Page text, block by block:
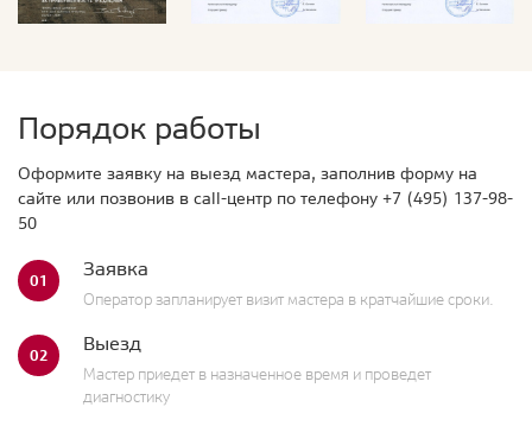
Порядок работы
Оформите заявку на выезд мастера, заполнив форму на
сайте или позвонив в call-центр по телефону +7 (495) 137-98-
50
01 Заявка
Оператор запланирует визит мастера в кратчайшие сроки.
02 Выезд
Мастер приедет в назначенное время и проведет
диагностику